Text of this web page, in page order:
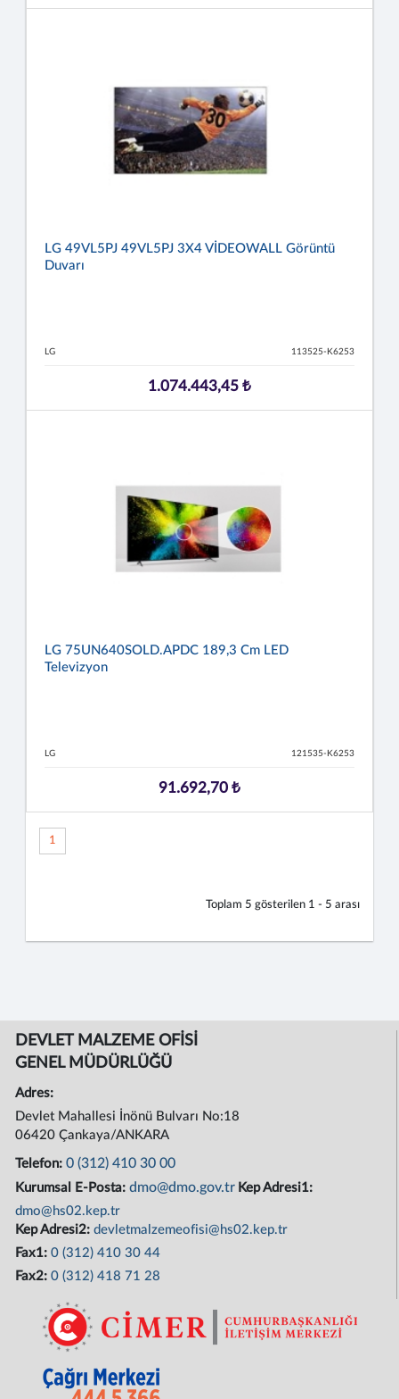
LG 49VL5PJ 49VL5PJ 3X4 VİDEOWALL Görüntü
Duvarı
LG 113525-K6253
1.074.443,45 ₺
LG 75UN640SOLD.APDC 189,3 Cm LED
Televizyon
LG 121535-K6253
91.692,70 ₺
1
Toplam 5 gösterilen 1 - 5 arası
DEVLET MALZEME OFİSİ
GENEL MÜDÜRLÜĞÜ
Adres:
Devlet Mahallesi İnönü Bulvarı No:18
06420 Çankaya/ANKARA
Telefon:0 (312) 410 30 00
Kurumsal E-Posta:dmo@dmo.gov.tr Kep Adresi1:
dmo@hs02.kep.tr
Kep Adresi2:devletmalzemeofisi@hs02.kep.tr
Fax1:0 (312) 410 30 44
Fax2:0 (312) 418 71 28